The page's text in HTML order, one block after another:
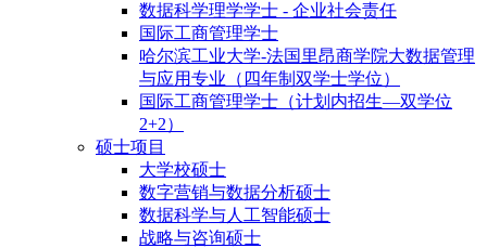
数据科学理学学士 - 企业社会责任
国际工商管理学士
哈尔滨工业大学-法国里昂商学院大数据管理
与应用专业（四年制双学士学位）
国际工商管理学士（计划内招生—双学位
2+2）
硕士项目
大学校硕士
数字营销与数据分析硕士
数据科学与人工智能硕士
战略与咨询硕士